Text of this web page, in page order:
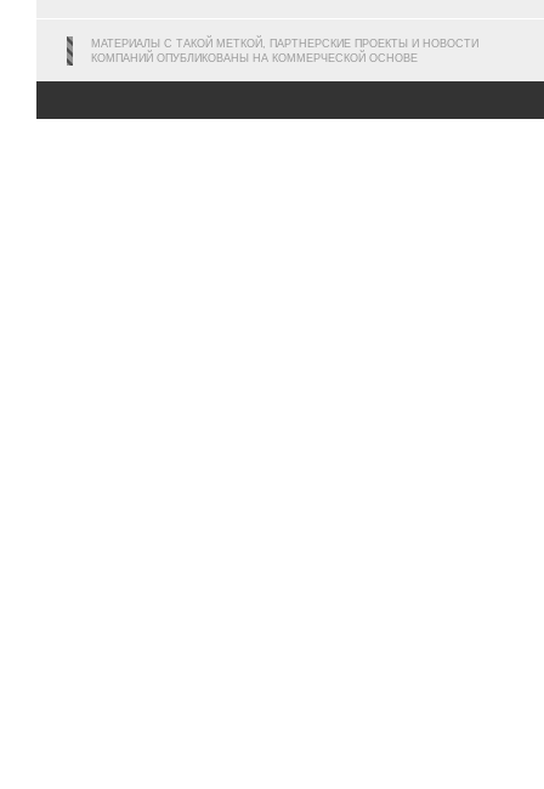
МАТЕРИАЛЫ С ТАКОЙ МЕТКОЙ, ПАРТНЕРСКИЕ ПРОЕКТЫ И НОВОСТИ
КОМПАНИЙ ОПУБЛИКОВАНЫ НА КОММЕРЧЕСКОЙ ОСНОВЕ